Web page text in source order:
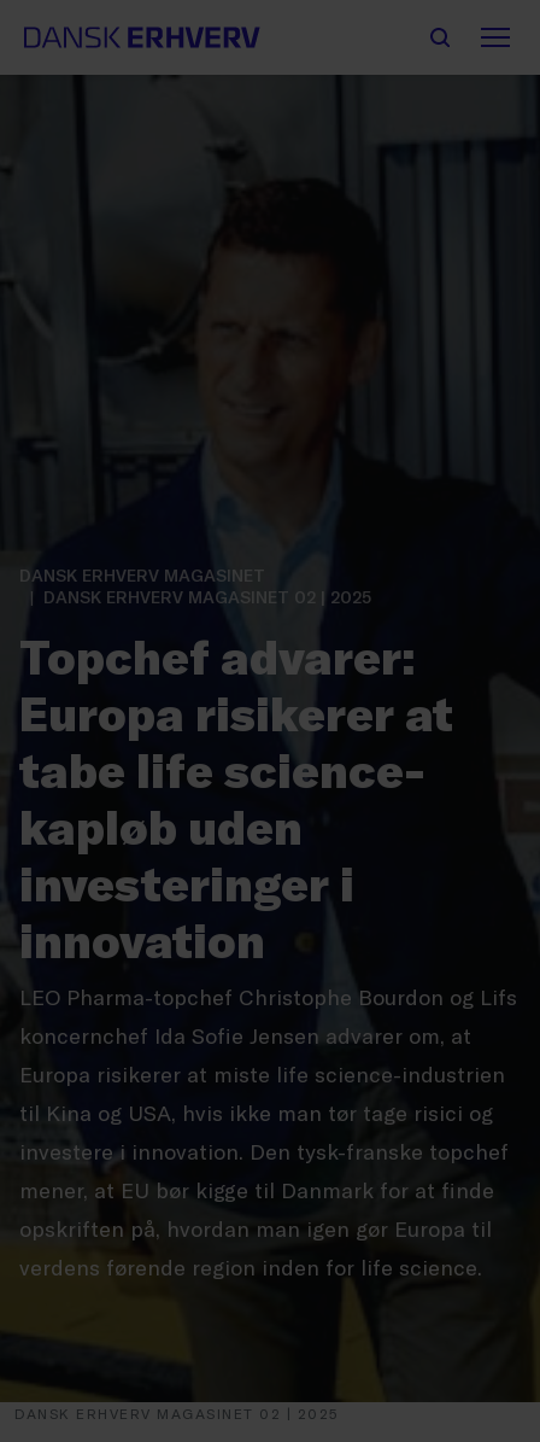
DANSK ERHVERV MAGASINET
DANSK ERHVERV MAGASINET 02 | 2025
Topchef advarer:
Europa risikerer at
tabe life science-
kapløb uden
investeringer i
innovation
LEO Pharma-topchef Christophe Bourdon og Lifs
koncernchef Ida Sofie Jensen advarer om, at
Europa risikerer at miste life science-industrien
til Kina og USA, hvis ikke man tør tage risici og
investere i innovation. Den tysk-franske topchef
mener, at EU bør kigge til Danmark for at finde
opskriften på, hvordan man igen gør Europa til
verdens førende region inden for life science.
DANSK ERHVERV MAGASINET 02 | 2025